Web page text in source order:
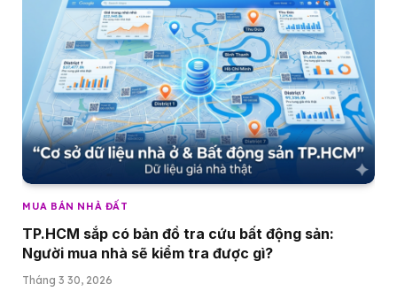
MUA BÁN NHÀ ĐẤT
TP.HCM sắp có bản đồ tra cứu bất động sản:
Người mua nhà sẽ kiểm tra được gì?
Tháng 3 30, 2026